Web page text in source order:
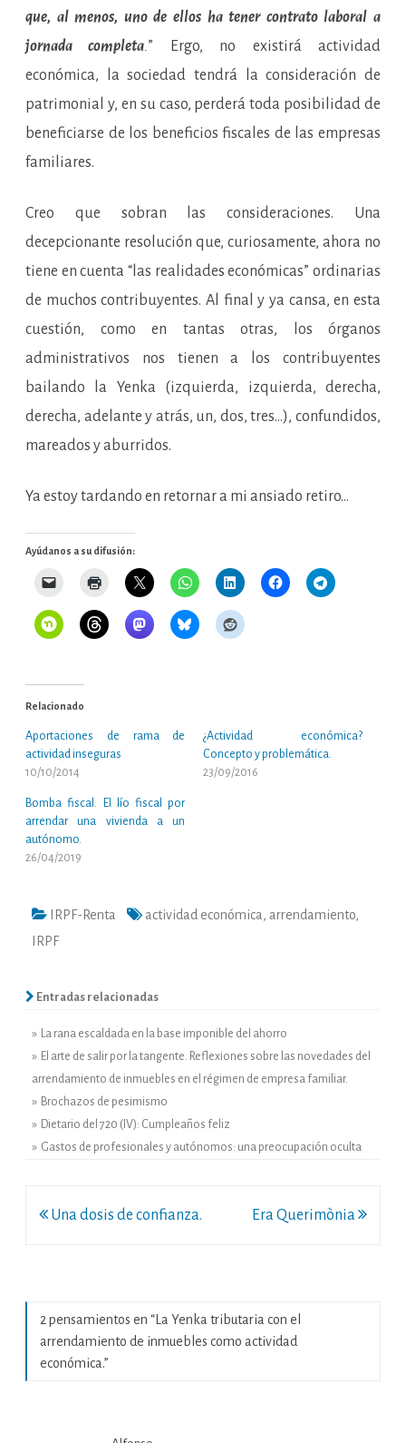
que, al menos, uno de ellos ha tener contrato laboral a
jornada completa.” Ergo, no existirá actividad
económica, la sociedad tendrá la consideración de
patrimonial y, en su caso, perderá toda posibilidad de
beneficiarse de los beneficios fiscales de las empresas
familiares.
Creo que sobran las consideraciones. Una
decepcionante resolución que, curiosamente, ahora no
tiene en cuenta “las realidades económicas” ordinarias
de muchos contribuyentes. Al final y ya cansa, en esta
cuestión, como en tantas otras, los órganos
administrativos nos tienen a los contribuyentes
bailando la Yenka (izquierda, izquierda, derecha,
derecha, adelante y atrás, un, dos, tres…), confundidos,
mareados y aburridos.
Ya estoy tardando en retornar a mi ansiado retiro…
Ayúdanos a su difusión:
Relacionado
Aportaciones de rama de
actividad inseguras
10/10/2014
¿Actividad económica?
Concepto y problemática.
23/09/2016
Bomba fiscal. El lío fiscal por
arrendar una vivienda a un
autónomo.
26/04/2019
IRPF-Renta actividad económica , arrendamiento,
IRPF
Entradas relacionadas
» La rana escaldada en la base imponible del ahorro
» El arte de salir por la tangente. Reflexiones sobre las novedades del
arrendamiento de inmuebles en el régimen de empresa familiar.
» Brochazos de pesimismo
» Dietario del 720 (IV): Cumpleaños feliz
» Gastos de profesionales y autónomos: una preocupación oculta
Navegación
Una dosis de confianza. Era Querimònia
2 pensamientos en “ La Yenka tributaria con el
arrendamiento de inmuebles como actividad
económica.”